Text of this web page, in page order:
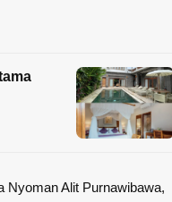
Nyoman Alit Purnawibawa,